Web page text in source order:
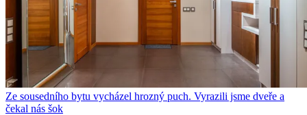
Ze sousedního bytu vycházel hrozný puch. Vyrazili jsme dveře a
čekal nás šok